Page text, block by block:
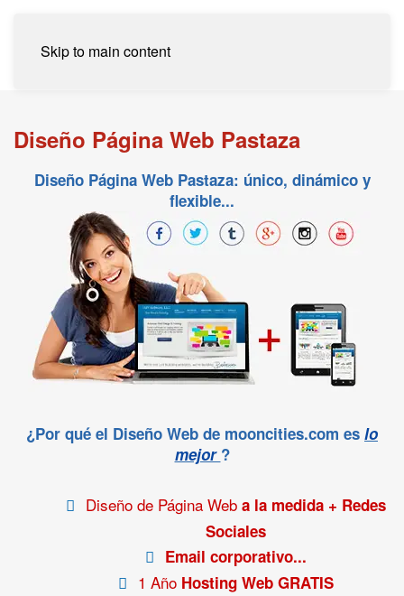
Skip to main content
Diseño Página Web Pastaza
Diseño Página Web Pastaza: único, dinámico y
flexible...
¿Por qué el Diseño Web de mooncities.com es lo
mejor ?
Diseño de Página Web a la medida + Redes
Sociales
Email corporativo...
1 Año Hosting Web GRATIS